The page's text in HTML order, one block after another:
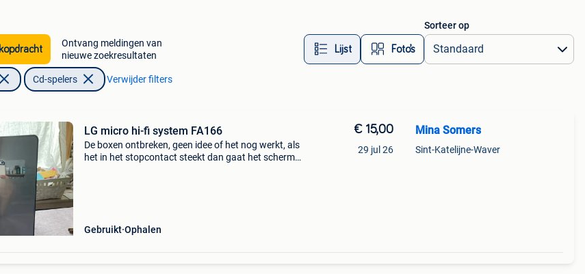
Ontvang meldingen van
nieuwe zoekresultaten
Lijst Foto’s
Sorteer op
Cd-spelers Verwijder filters
LG micro hi-fi system FA166
De boxen ontbreken, geen idee of het nog werkt, als
het in het stopcontact steekt dan gaat het scherm
Gebruikt Ophalen
€ 15,00
29 jul 26
Mina Somers
Sint-Katelijne-Waver